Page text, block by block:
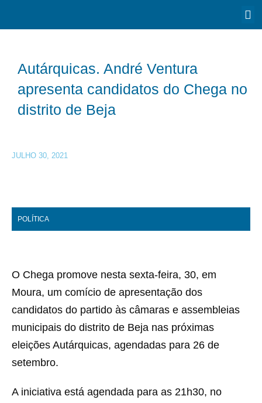
Autárquicas. André Ventura
apresenta candidatos do Chega no
distrito de Beja
JULHO 30, 2021
POLÍTICA
O Chega promove nesta sexta-feira, 30, em
Moura, um comício de apresentação dos
candidatos do partido às câmaras e assembleias
municipais do distrito de Beja nas próximas
eleições Autárquicas, agendadas para 26 de
setembro.
A iniciativa está agendada para as 21h30, no